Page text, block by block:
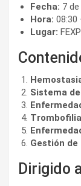
Fecha: 7
Hora: 08:30
Lugar:
Sistema
Trombofilia
Gestión de
Dirigido a